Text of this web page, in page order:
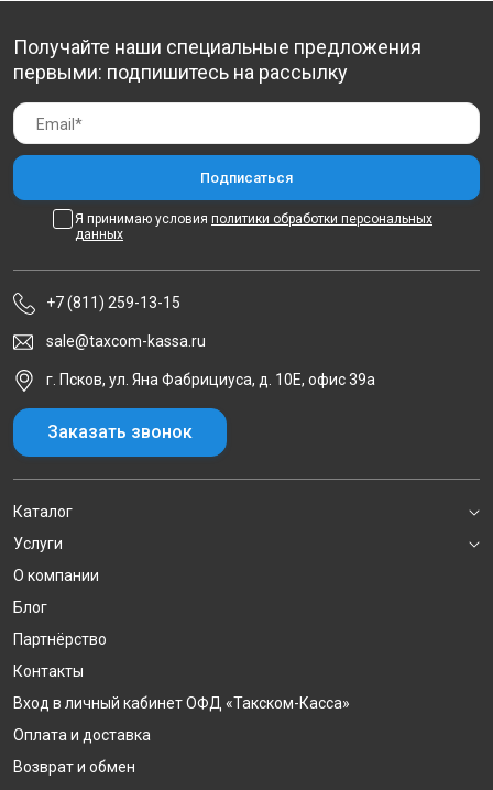
Получайте наши специальные предложения
первыми: подпишитесь на рассылку
Я принимаю условия политики обработки персональных
данных
+7 (811) 259-13-15
sale@taxcom-kassa.ru
г. Псков, ул. Яна Фабрициуса, д. 10Е, офис 39а
Заказать звонок
Каталог
Услуги
О компании
Блог
Партнёрство
Контакты
Вход в личный кабинет ОФД «Такском-Касса»
Оплата и доставка
Возврат и обмен